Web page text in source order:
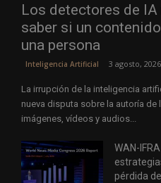
Los detectores de IA
saber si un
una persona
Inteligencia Artificial 3 agosto, 2026
La irrupción de la inteligencia
nueva disputa sobre la autoría
imágenes, vídeos y audios...
WAN-
pérdida